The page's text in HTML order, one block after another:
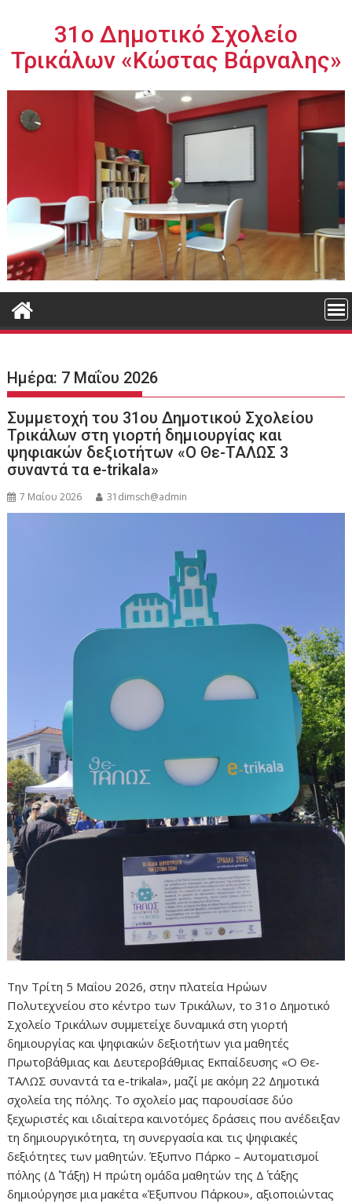
περιεχόμενο31ο Δημοτικό Σχολείο
Τρικάλων «Κώστας Βάρναλης»
Ημέρα: 7 Μαΐου 2026
Συμμετοχή του 31ου Δημοτικού Σχολείου
Τρικάλων στη γιορτή δημιουργίας και
ψηφιακών δεξιοτήτων «Ο Θε-ΤΑΛΩΣ 3
συναντά τα e-trikala»
7 Μαΐου 2026 31dimsch@admin
Την Τρίτη 5 Μαΐου 2026, στην πλατεία Ηρώων
Πολυτεχνείου στο κέντρο των Τρικάλων, το 31ο Δημοτικό
Σχολείο Τρικάλων συμμετείχε δυναμικά στη γιορτή
δημιουργίας και ψηφιακών δεξιοτήτων για μαθητές
Πρωτοβάθμιας και Δευτεροβάθμιας Εκπαίδευσης «Ο Θε-
ΤΑΛΩΣ συναντά τα e-trikala», μαζί με ακόμη 22 Δημοτικά
σχολεία της πόλης. Το σχολείο μας παρουσίασε δύο
ξεχωριστές και ιδιαίτερα καινοτόμες δράσεις που ανέδειξαν
τη δημιουργικότητα, τη συνεργασία και τις ψηφιακές
δεξιότητες των μαθητών. Έξυπνο Πάρκο – Αυτοματισμοί
πόλης (Δ΄ Τάξη) Η πρώτη ομάδα μαθητών της Δ΄ τάξης
δημιούργησε μια μακέτα «Έξυπνου Πάρκου», αξιοποιώντας